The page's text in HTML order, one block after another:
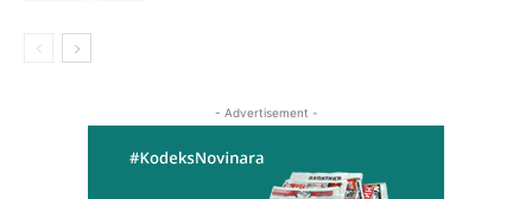
- Advertisement -